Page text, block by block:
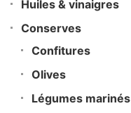
Huiles & vinaigres
Conserves
Confitures
Olives
Légumes marinés